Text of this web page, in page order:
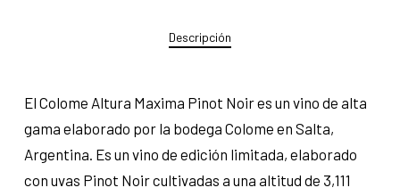
Descripción
El Colome Altura Maxima Pinot Noir es un vino de alta
gama elaborado por la bodega Colome en Salta,
Argentina. Es un vino de edición limitada, elaborado
con uvas Pinot Noir cultivadas a una altitud de 3,111